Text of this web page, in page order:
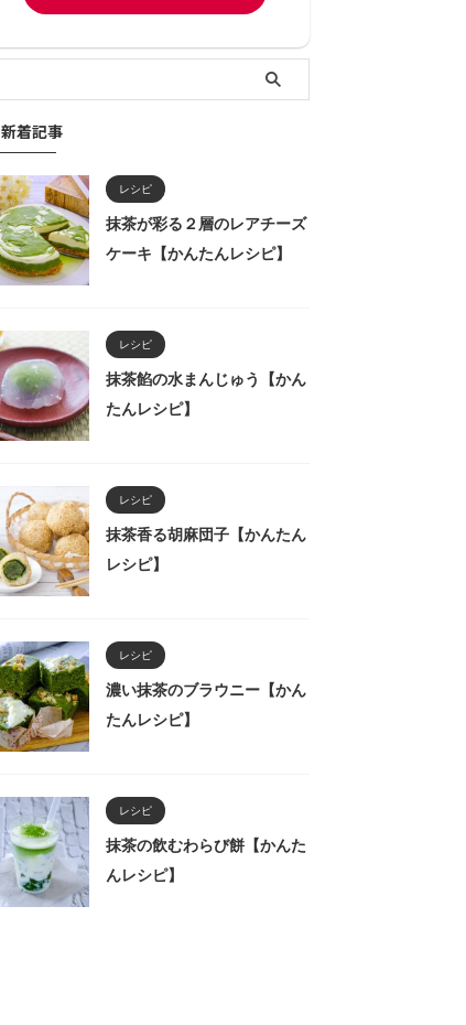
新着記事
レシピ
抹茶が彩る２層のレアチーズ
ケーキ【かんたんレシピ】
レシピ
抹茶餡の水まんじゅう【かん
たんレシピ】
レシピ
抹茶香る胡麻団子【かんたん
レシピ】
レシピ
濃い抹茶のブラウニー【かん
たんレシピ】
レシピ
抹茶の飲むわらび餅【かんた
んレシピ】